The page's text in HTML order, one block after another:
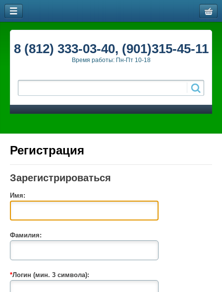
8 (812) 333-03-40, (901)315-45-11
Время работы: Пн-Пт 10-18
Регистрация
Зарегистрироваться
Имя:
Фамилия:
*Логин (мин. 3 символа):